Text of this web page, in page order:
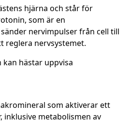
hjärna och står för
som är en
nervimpulser från cell till
reglera nervsystemet.
hästar uppvisa
som aktiverar ett
inklusive metabolismen av